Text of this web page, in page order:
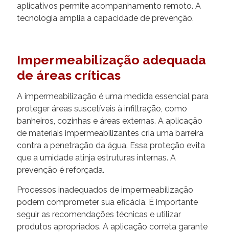
aplicativos permite acompanhamento remoto. A
tecnologia amplia a capacidade de prevenção.
Impermeabilização adequada
de áreas críticas
A impermeabilização é uma medida essencial para
proteger áreas suscetíveis à infiltração, como
banheiros, cozinhas e áreas externas. A aplicação
de materiais impermeabilizantes cria uma barreira
contra a penetração da água. Essa proteção evita
que a umidade atinja estruturas internas. A
prevenção é reforçada.
Processos inadequados de impermeabilização
podem comprometer sua eficácia. É importante
seguir as recomendações técnicas e utilizar
produtos apropriados. A aplicação correta garante